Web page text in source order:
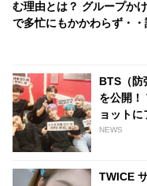
む理由とは？ グループか
で多忙にもかかわらず・・
BTS（防
を公開！
ョットに
NEWS
TWICE